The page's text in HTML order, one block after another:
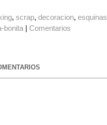
scrap decoracion esquinas
bonita | Comentarios